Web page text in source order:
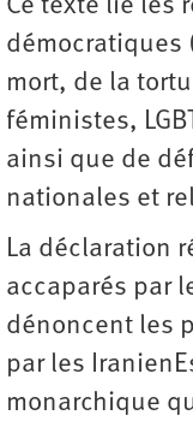
Ce texte lie les
démocratiques
mort, de la
féministes,
ainsi que de
nationales et
La déclaration
accaparés par
dénoncent les
par les
monarchique